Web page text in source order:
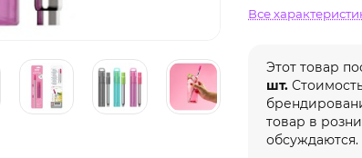
Все
Этот товар
шт.
товар в
обсуждаются.